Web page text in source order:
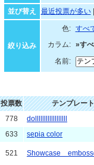
並び替え
最近投票が多い|
絞り込み
色: すべ
カラム:
»す
名前:
投票数 テンプレー
778
dollllllllllllllllll
633
sepia color
521 Showcase